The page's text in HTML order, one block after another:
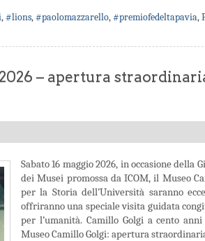
,#lions,#paolomazzarello,#premiofedeltapavia,
– apertura
Sabato 16 maggio 2026, in occasione della
dei Musei promossa da ICOM, il Museo
per la Storia dell’Università saranno
offriranno una speciale visita guidata
per l’umanità. Camillo Golgi a cento
Museo Camillo Golgi: apertura